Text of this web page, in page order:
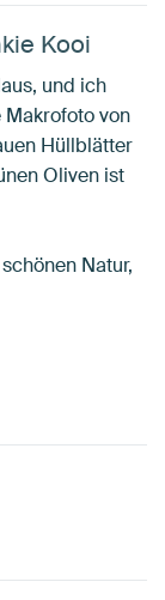
Kooi
und ich
von
Hüllblätter
Oliven ist
Natur,